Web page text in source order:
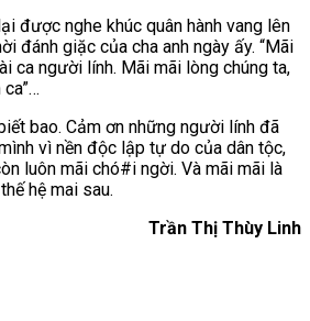
được nghe khúc quân hành vang lên
đánh giặc của cha anh ngày ấy. “Mãi
ca người lính. Mãi mãi lòng chúng ta,
bao. Cảm ơn những người lính đã
vì nền độc lập tự do của dân tộc,
luôn mãi chó#i ngời. Và mãi mãi là
hệ mai sau.
Trần Thị Thùy Linh